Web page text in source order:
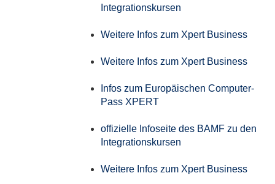
Integrationskursen
Weitere Infos zum Xpert Business
Weitere Infos zum Xpert Business
Infos zum Europäischen Computer-
Pass XPERT
offizielle Infoseite des BAMF zu den
Integrationskursen
Weitere Infos zum Xpert Business